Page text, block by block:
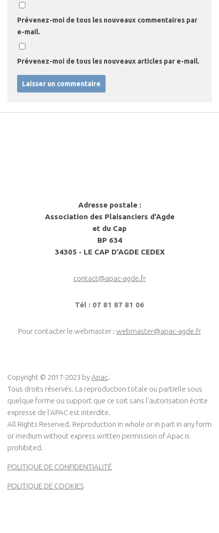
Prévenez-moi de tous les nouveaux commentaires par
e-mail.
Prévenez-moi de tous les nouveaux articles par e-mail.
Adresse postale :
Association des Plaisanciers d’Agde
et du Cap
BP 634
34305 - LE CAP D’AGDE CEDEX
contact@apac-agde.fr
Tél : 07 81 87 81 06
Pour contacter le webmaster : webmaster@apac-agde.fr
Copyright © 2017-2023 byApac.
Tous droits réservés. La reproduction totale ou partielle sous
quelque forme ou support que ce soit sans l'autorisation écrite
expresse de l'APAC est interdite.
All Rights Reserved. Reproduction in whole or in part in any form
or medium without express written permission of Apac is
prohibited.
POLITIQUE DE CONFIDENTIALITÉ
POLITIQUE DE COOKIES